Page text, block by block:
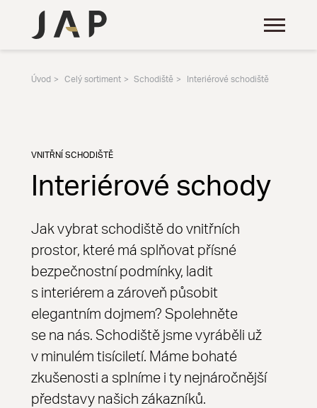
Úvod Celý sortiment Schodiště Interiérové schodiště
VNITŘNÍ SCHODIŠTĚ
Interiérové schody
Jak vybrat schodiště do vnitřních
prostor, které má splňovat přísné
bezpečnostní podmínky, ladit
s interiérem a zároveň působit
elegantním dojmem? Spolehněte
se na nás. Schodiště jsme vyráběli už
v minulém tisíciletí. Máme bohaté
zkušenosti a splníme i ty nejnáročnější
představy našich zákazníků.